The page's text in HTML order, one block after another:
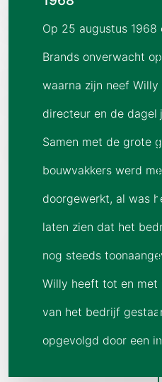
Op 25 augustus 1968
Brands onverwacht
waarna zijn neef
directeur en de
Samen met de grote
bouwvakkers werd
doorgewerkt, al was
laten zien dat het
nog steeds
Willy heeft tot en met
van het bedrijf
opgevolgd door een